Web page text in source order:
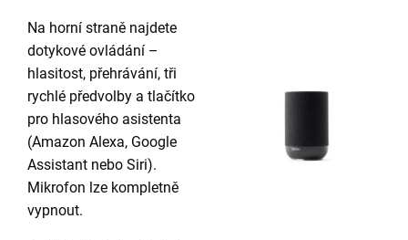
Na horní straně najdete
dotykové ovládání –
hlasitost, přehrávání, tři
rychlé předvolby a tlačítko
pro hlasového asistenta
(Amazon Alexa, Google
Assistant nebo Siri).
Mikrofon lze kompletně
vypnout.